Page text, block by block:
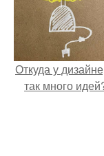
Откуда у
так много